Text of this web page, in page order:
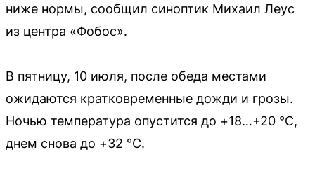
ниже нормы, сообщил синоптик Михаил Леус
из центра «Фобос».
В пятницу, 10 июля, после обеда местами
ожидаются кратковременные дожди и грозы.
Ночью температура опустится до +18…+20 °C,
днем снова до +32 °C.